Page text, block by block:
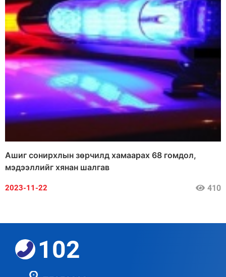
Ашиг сонирхлын зөрчилд хамаарах 68 гомдол,
мэдээллийг хянан шалгав
2023-11-22 410
102